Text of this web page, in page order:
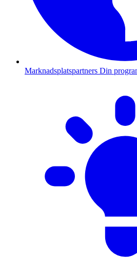
Marknadsplatspartners Din